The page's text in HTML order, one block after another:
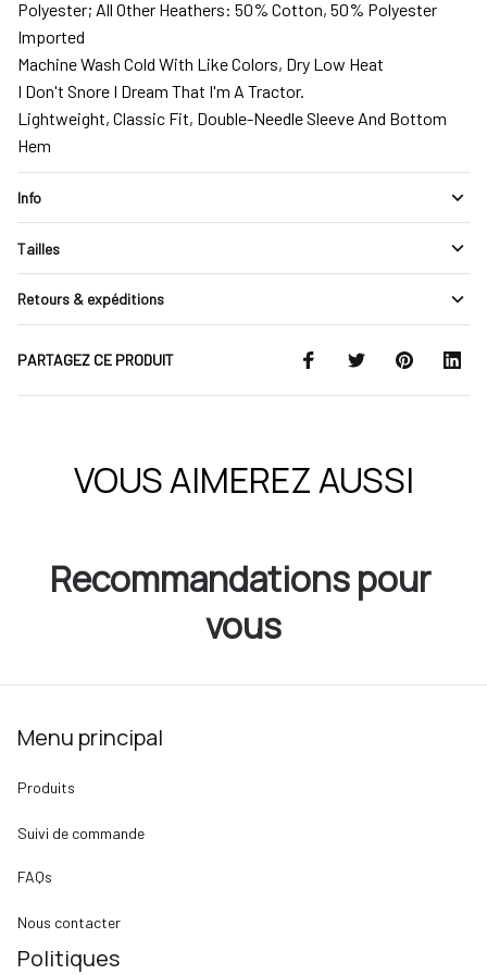
Polyester; All Other Heathers: 50% Cotton, 50% Polyester
Imported
Machine Wash Cold With Like Colors, Dry Low Heat
I Don't Snore I Dream That I'm A Tractor.
Lightweight, Classic Fit, Double-Needle Sleeve And Bottom
Hem
Info
Tailles
Retours & expéditions
PARTAGEZ CE PRODUIT
VOUS AIMEREZ AUSSI
Recommandations pour
vous
Menu principal
Produits
Suivi de commande
FAQs
Nous contacter
Politiques